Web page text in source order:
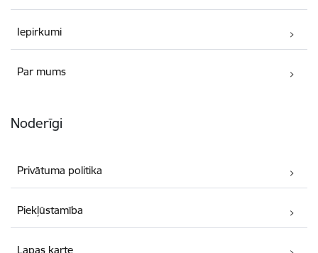
Iepirkumi
Par mums
Noderīgi
Privātuma politika
Piekļūstamība
Lapas karte